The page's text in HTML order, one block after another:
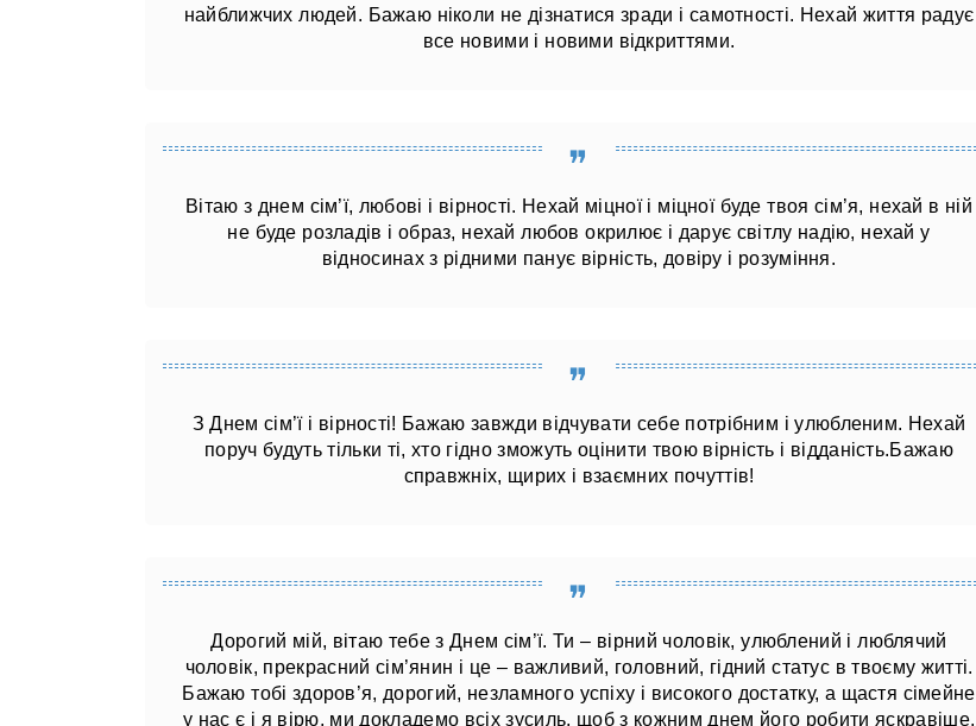
найближчих людей. Бажаю ніколи не дізнатися зради і самотності. Нехай життя радує
все новими і новими відкриттями.
Вітаю з днем ​​сім’ї, любові і вірності. Нехай міцної і міцної буде твоя сім’я, нехай в ній
не буде розладів і образ, нехай любов окрилює і дарує світлу надію, нехай у
відносинах з рідними панує вірність, довіру і розуміння.
З Днем сім’ї і вірності! Бажаю завжди відчувати себе потрібним і улюбленим. Нехай
поруч будуть тільки ті, хто гідно зможуть оцінити твою вірність і відданість.Бажаю
справжніх, щирих і взаємних почуттів!
Дорогий мій, вітаю тебе з Днем сім’ї. Ти – вірний чоловік, улюблений і люблячий
чоловік, прекрасний сім’янин і це – важливий, головний, гідний статус в твоєму житті.
Бажаю тобі здоров’я, дорогий, незламного успіху і високого достатку, а щастя сімейне
у нас є і я вірю, ми докладемо всіх зусиль, щоб з кожним днем ​​його робити яскравіше,